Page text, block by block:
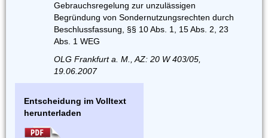
Gebrauchsregelung zur unzulässigen
Begründung von Sondernutzungsrechten durch
Beschlussfassung, §§ 10 Abs. 1, 15 Abs. 2, 23
Abs. 1 WEG
OLG Frankfurt a. M., AZ: 20 W 403/05,
19.06.2007
Entscheidung im Volltext
herunterladen